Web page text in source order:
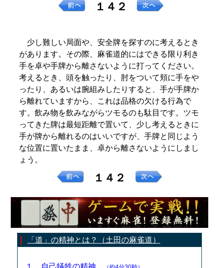
１４２
少し難しい局面や、安全牌を探すのに考えるとき
があります。その際、麻雀道的にはできる限り利き
手を卓や手牌から離さないように打ってください。
考えるとき、頭を触ったり、肘をついて頬に手をや
ったり、あるいは腕組みしたりすると、手が手牌か
ら離れていますから、これは品格の欠ける行為で
す。飲み物を飲みながらツモるのも駄目です。ツモ
ってきた牌は最短距離で置いて、少し考えるときに
手が牌から離れるのはいいですが、手牌と同じよう
な位置に置いたまま、卓から離さないようにしまし
ょう。
１４２
「道」の精神とは？（土田の麻雀道）
１．自己犠牲の精神